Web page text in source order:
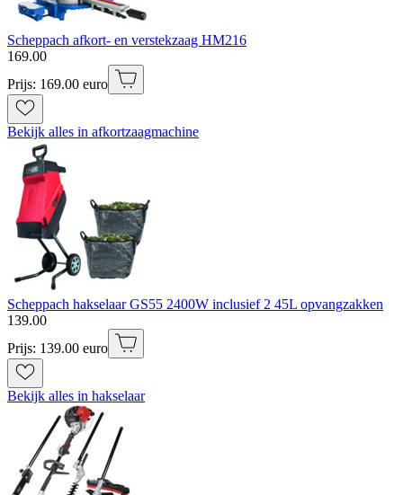
Scheppach afkort- en verstekzaag HM216
169.00
Prijs: 169.00 euro
Bekijk alles in afkortzaagmachine
Scheppach hakselaar GS55 2400W inclusief 2 45L opvangzakken
139.00
Prijs: 139.00 euro
Bekijk alles in hakselaar